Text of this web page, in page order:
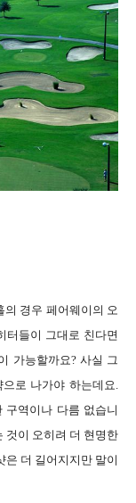
의 경우 페어웨이의 오
터들이 그대로 친다면
가능할까요? 사실 그
로 나가야 하는데요.
구역이나 다름 없습니
것이 오히려 더 현명한
은 더 길어지지만 말이